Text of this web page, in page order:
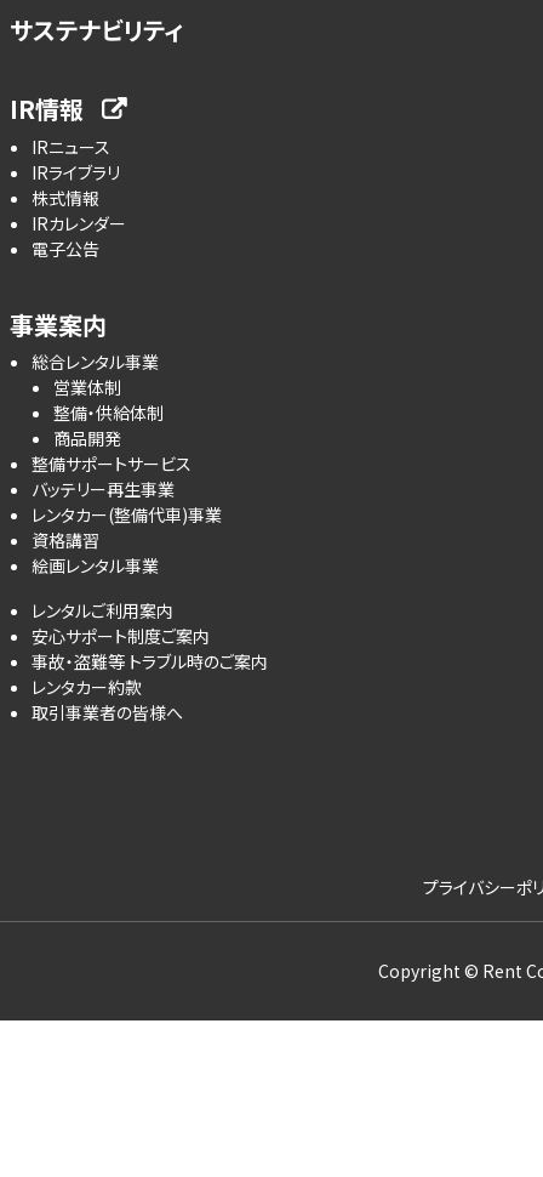
サステナビリティ
IR情報
IRニュース
IRライブラリ
株式情報
IRカレンダー
電子公告
事業案内
総合レンタル事業
営業体制
整備・供給体制
商品開発
整備サポートサービス
バッテリー再生事業
レンタカー(整備代車)事業
資格講習
絵画レンタル事業
レンタルご利用案内
安心サポート制度ご案内
事故・盗難等 トラブル時のご案内
レンタカー約款
取引事業者の皆様へ
プライバシーポ
Copyright © Rent